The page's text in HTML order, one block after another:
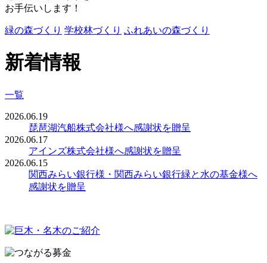
お手伝いします！
緑の森づくり 学校林づくり ふれあいの森づくり
新着情報
一覧
2026.06.19
琵琶湖汽船株式会社様へ感謝状を贈呈
2026.06.17
アインズ株式会社様へ感謝状を贈呈
2026.06.15
関西みらい銀行様・関西みらい銀行緑と水の基金様へ
感謝状を贈呈